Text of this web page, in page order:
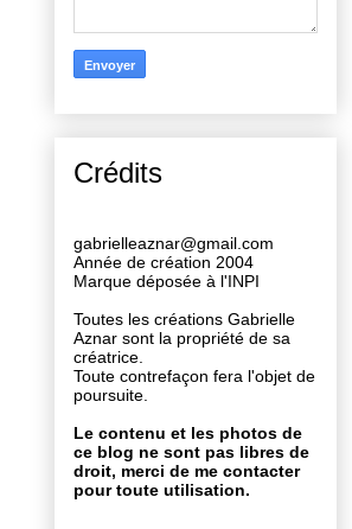
Crédits
gabrielleaznar@gmail.com
Année de création 2004
Marque déposée à l'INPI
Toutes les créations Gabrielle
Aznar sont la propriété de sa
créatrice.
Toute contrefaçon fera l'objet de
poursuite.
Le contenu et les photos de
ce blog ne sont pas libres de
droit, merci de me contacter
pour toute utilisation.